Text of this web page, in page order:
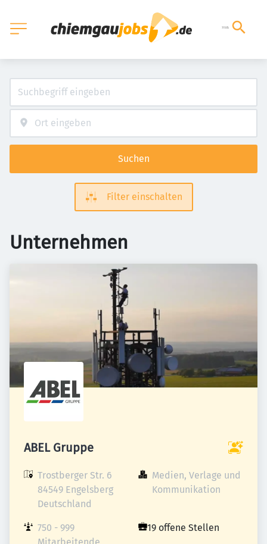
Suchen
Filter einschalten
Unternehmen
ABEL Gruppe
Trostberger Str. 6
84549 Engelsberg
Deutschland
Medien, Verlage und
Kommunikation
750 - 999
19 offene Stellen